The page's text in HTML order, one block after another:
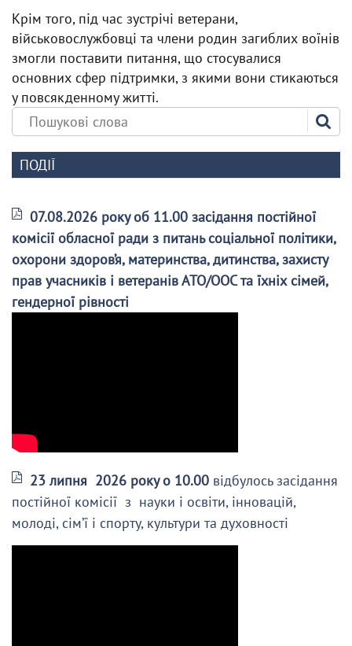
Крім того, під час зустрічі ветерани,
військовослужбовці та члени родин загиблих воїнів
змогли поставити питання, що стосувалися
основних сфер підтримки, з якими вони стикаються
у повсякденному житті.
ПОДІЇ
07.08.2026 року об 11.00 засідання постійної
комісії обласної ради з питань соціальної політики,
охорони здоров’я, материнства, дитинства, захисту
прав учасників і ветеранів АТО/ООС та їхніх сімей,
гендерної рівності
23 липня 2026 року о 10.00 відбулось засідання
постійної комісії з науки і освіти, інновацій,
молоді, сім’ї і спорту, культури та духовності